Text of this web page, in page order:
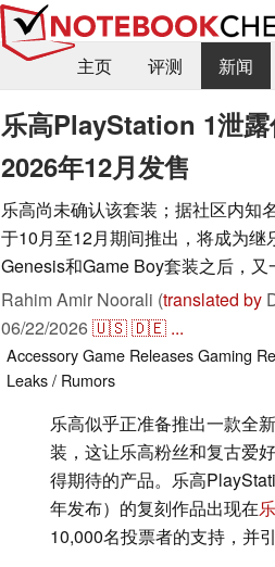
主页
评测 新闻
乐高PlayStation 1泄
2026年12月发售
乐高尚未确认该套装；据社区内知
于10月至12月期间推出，将成为
Genesis和Game Boy套装之后，又
Rahim Amir Noorali (translated by
06/22/2026🇺🇸🇩🇪 ...
AccessoryGame ReleasesGaming
Leaks / Rumors
乐高似乎正准备推出一款全
装，这让乐高粉丝和复古爱
得期待的产品。乐高
年发布）的复刻作品出现在
10,000名投票者的支持，并